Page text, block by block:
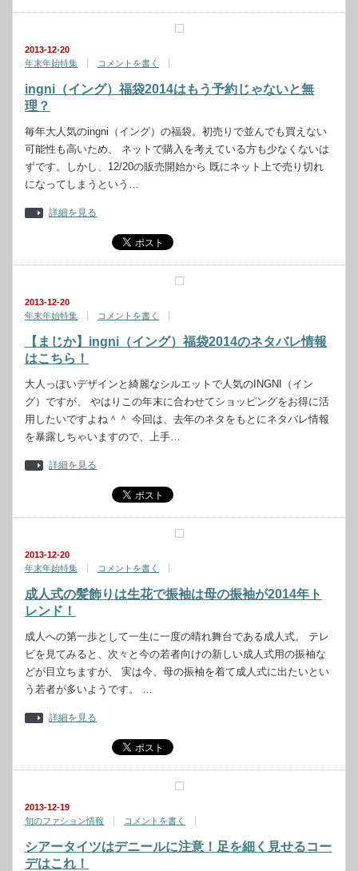
2013-12-20
年末年始特集
コメントを書く
ingni（イング）福袋2014はもう予約じゃないと無
理？
毎年大人気のingni（イング）の福袋。初売りで並んでも買えない
可能性も高いため、 ネットで購入を考えている方も少なくないは
ずです。しかし、12/20の販売開始から 既にネット上で売り切れ
になってしまうという…
詳細を見る
2013-12-20
年末年始特集
コメントを書く
【まじか】ingni（イング）福袋2014のネタバレ情報
はこちら！
大人っぽいデザインと綺麗なシルエットで人気のINGNI（イン
グ）ですが、 やはりこの年末に合わせてショッピングをお得に活
用したいですよね＾＾ 今回は、去年のネタをもとにネタバレ情報
を暴露しちゃいますので、上手…
詳細を見る
2013-12-20
年末年始特集
コメントを書く
成人式の髪飾りは生花で振袖は母の振袖が2014年ト
レンド！
成人への第一歩として一生に一度の晴れ舞台である成人式。 テレ
ビを見てみると、次々と今の若者向けの新しい成人式用の振袖な
どが目立ちますが、 実は今、母の振袖を着て成人式に出たいとい
う若者が多いようです。 …
詳細を見る
2013-12-19
旬のファション情報
コメントを書く
シアータイツはデニールに注意！足を細く見せるコー
デはこれ！